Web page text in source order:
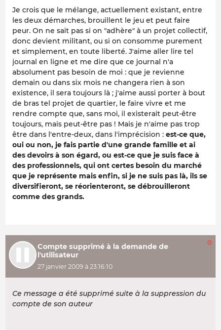
Je crois que le mélange, actuellement existant, entre
les deux démarches, brouillent le jeu et peut faire
peur. On ne sait pas si on "adhère" à un projet collectif,
donc devient militant, ou si on consomme purement
et simplement, en toute liberté. J'aime aller lire tel
journal en ligne et me dire que ce journal n'a
absolument pas besoin de moi : que je revienne
demain ou dans six mois ne changera rien à son
existence, il sera toujours là ; j'aime aussi porter à bout
de bras tel projet de quartier, le faire vivre et me
rendre compte que, sans moi, il existerait peut-être
toujours, mais peut-être pas ! Mais je n'aime pas trop
être dans l'entre-deux, dans l'imprécision : est-ce que,
oui ou non, je fais partie d'une grande famille et ai
des devoirs à son égard, ou est-ce que je suis face à
des professionnels, qui ont certes besoin du marché
que je représente mais enfin, si je ne suis pas là, ils se
diversifieront, se réorienteront, se débrouilleront
comme des grands.
Compte supprimé à la demande de
l'utilisateur
27 janvier 2009 à 23:16:10
0
Ce message a été supprimé suite à la suppression du
compte de son auteur